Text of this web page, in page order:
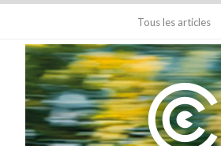
Tous les articles